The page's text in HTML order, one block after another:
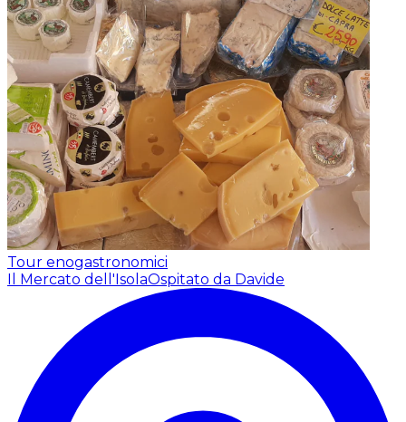
Tour enogastronomici
Il Mercato dell'IsolaOspitato da Davide